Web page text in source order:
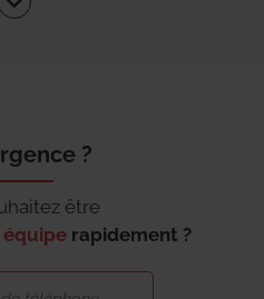
?
être
rapidement ?